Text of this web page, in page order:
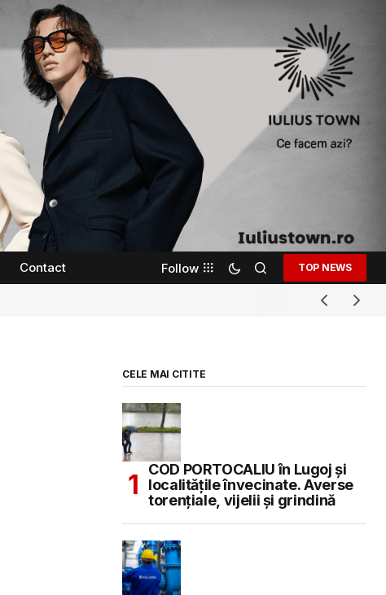
Contact Follow TOP NEWS
CELE MAI CITITE
COD PORTOCALIU în Lugoj și
localitățile învecinate. Averse
torențiale, vijelii și grindină